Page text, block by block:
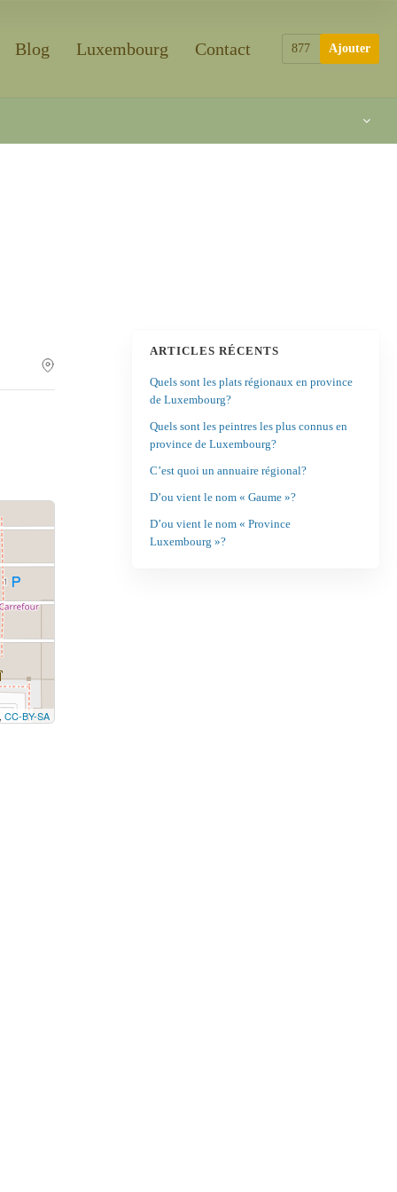
Blog Luxembourg Contact 877 Ajouter
CC-BY-SA
ARTICLES RÉCENTS
Quels sont les plats régionaux en province
de Luxembourg?
Quels sont les peintres les plus connus en
province de Luxembourg?
C’est quoi un annuaire régional?
D’ou vient le nom « Gaume »?
D’ou vient le nom « Province
Luxembourg »?